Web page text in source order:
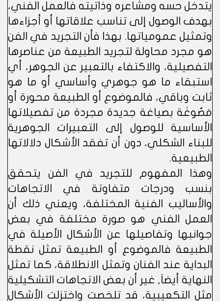
يتدخل حسه ومشاعره وذاتيته فالعمل الفني،
بهدف الوصول إلى تناسب علاقاتها أو أجزاءها
وتمثيل عمومياتها. بهذا فأن التجريد في الفن
هو مجرد محاولة لتجريد الطبيعة من عناصرها
التفصيلية، والاكتفاء بالتعبير عن الجوهر، أي
استبقاء ما هو جوهري وأساسي أو ما هو
ثابت وباقي، فالموضوع أو الطبيعة محورة أو
مَصُوغَة بصياغة جديدة مجردة من تفصيلاتها
الأساسية للوصول إلى التعبيرات الجوهرية
للبناء الشكلي، دون أن تفقد الأشكال دلالاتها
الطبيعية.
وهذا المفهوم للتجريد في الفن يتحقق
بنسب ودرجات متفاوتة في الاتجاهات
والأساليب الفنية المختلفة، ويعني ذلك أن
العمل الفني هو صورة مختلفة في بعض
جوانبها وتفاصيلها عن الأشكال الأصيلة في
الطبيعة فالموضوع أو الطبيعة تمثل نقطة
البداية عند الفنان وتمثل الانطلاقة، كما تمثل
النهاية أيضاَ, غير أن بعض الاتجاهات التشكيلية
مثل التكعيبية، قد تلخصت واختزلت الأشكال